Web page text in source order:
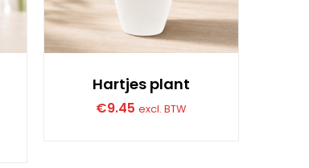
Hartjes plant
€9.45 excl. BTW